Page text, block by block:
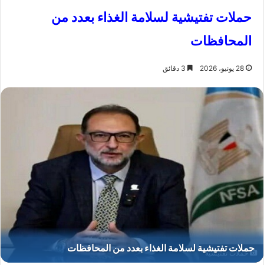
حملات تفتيشية لسلامة الغذاء بعدد من
المحافظات
28 يونيو، 2026
حملات تفتيشية